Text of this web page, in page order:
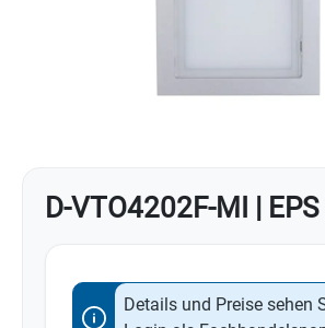
D-VTO4202F-MI |
Details und Preise sehen